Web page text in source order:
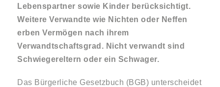
Lebenspartner sowie Kinder berücksichtigt.
Weitere Verwandte wie Nichten oder Neffen
erben Vermögen nach ihrem
Verwandtschaftsgrad. Nicht verwandt sind
Schwiegereltern oder ein Schwager.
Das Bürgerliche Gesetzbuch (BGB) unterscheidet